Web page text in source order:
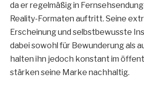
da er regelmäßig in
Reality-Formaten auftritt. Seine
Erscheinung und selbstbewusste
dabei sowohl für Bewunderung als
halten ihn jedoch konstant im
stärken seine Marke nachhaltig.